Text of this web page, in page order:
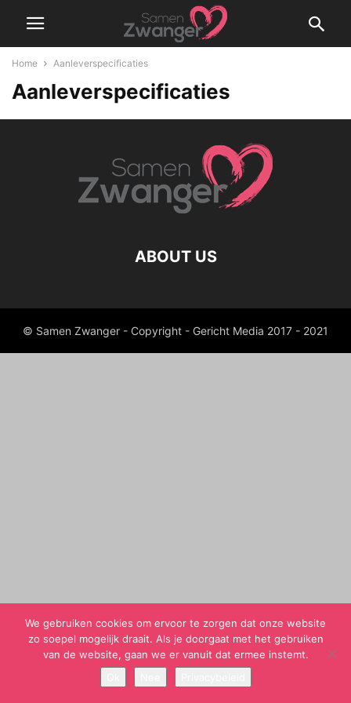
Home Aanleverspecificaties
Aanleverspecificaties
ABOUT US
© Samen Zwanger - Copyright - Gericht Media 2017 - 2021
We gebruiken cookies om ervoor te zorgen dat onze website
zo soepel mogelijk draait. Als je doorgaat met het gebruiken
van de website, gaan we er vanuit dat ermee instemt.